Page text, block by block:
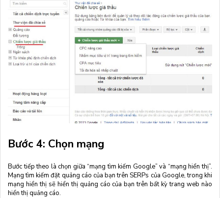
Bước 4: Chọn mạng
Bước tiếp theo là chọn giữa “mạng tìm kiếm Google” và “mạng hiển thị”.
Mạng tìm kiếm đặt quảng cáo của bạn trên SERPs của Google, trong khi
mạng hiển thị sẽ hiển thị quảng cáo của bạn trên bất kỳ trang web nào
hiển thị quảng cáo.